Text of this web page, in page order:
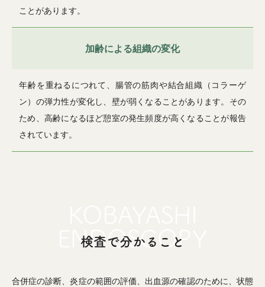
ことがあります。
加齢による組織の変化
年齢を重ねるにつれて、腸管の筋肉や結合組織（コラーゲ
ン）の弾力性が変化し、壁が弱くなることがあります。その
ため、高齢になるほど憩室の発生頻度が高くなることが報告
されています。
検査で分かること
合併症の診断、炎症の範囲の評価、出血源の確認のために、状態